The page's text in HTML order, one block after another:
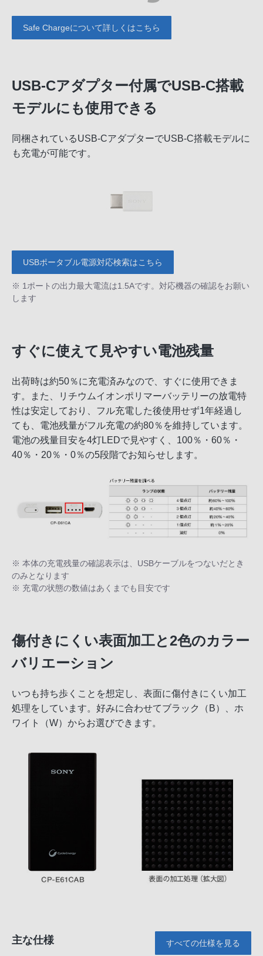
Safe Chargeについて詳しくはこちら
USB-Cアダプター付属でUSB-C搭載
モデルにも使用できる
同梱されているUSB-CアダプターでUSB-C搭載モデルに
も充電が可能です。
USBポータブル電源対応検索はこちら
※ 1ポートの出力最大電流は1.5Aです。対応機器の確認をお願い
します
すぐに使えて見やすい電池残量
出荷時は約50％に充電済みなので、すぐに使用できま
す。また、リチウムイオンポリマーバッテリーの放電特
性は安定しており、フル充電した後使用せず1年経過し
ても、電池残量がフル充電の約80％を維持しています。
電池の残量目安を4灯LEDで見やすく、100％・60％・
40％・20％・0％の5段階でお知らせします。
※ 本体の充電残量の確認表示は、USBケーブルをつないだとき
のみとなります
※ 充電の状態の数値はあくまでも目安です
傷付きにくい表面加工と2色のカラー
バリエーション
いつも持ち歩くことを想定し、表面に傷付きにくい加工
処理をしています。好みに合わせてブラック（B）、ホ
ワイト（W）からお選びできます。
主な仕様 すべての仕様を見る